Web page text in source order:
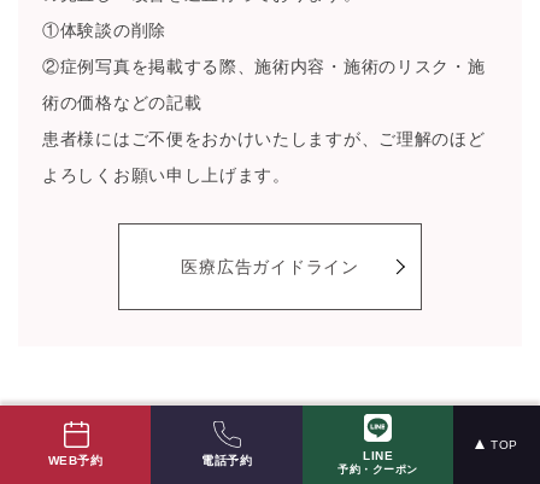
①体験談の削除
②症例写真を掲載する際、施術内容・施術のリスク・施
術の価格などの記載
患者様にはご不便をおかけいたしますが、ご理解のほど
よろしくお願い申し上げます。
医療広告ガイドライン
ご予約・ご相談はこちらから
WEB予約 電話予約 LINE
予約・クーポン
TOP